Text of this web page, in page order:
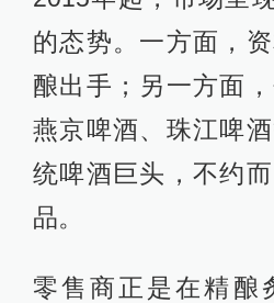
的态势。一方面，
酿出手；另一方面，
燕京啤酒、珠江啤
统啤酒巨头，不约
品。
零售商正是在精酿